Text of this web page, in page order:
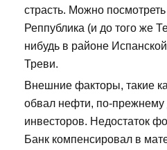
страсть. Можно
Реппублика (и до того же
нибудь в районе
Треви.
Внешние факторы, такие
обвал нефти, по-прежнему
инвесторов. Недостаток
Банк компенсировал в